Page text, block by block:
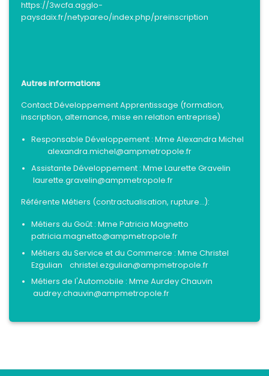
https://3wcfa.agglo-
paysdaix.fr/netypareo/index.php/preinscription
Autres informations
Contact Développement Apprentissage (formation,
inscription, alternance, mise en relation entreprise)
Responsable Développement : Mme Alexandra Michel
alexandra.michel@ampmetropole.fr
Assistante Développement : Mme Laurette Gravelin
laurette.gravelin@ampmetropole.fr
Référente Métiers (contractualisation, rupture...):
Métiers du Goût : Mme Patricia Magnetto
patricia.magnetto@ampmetropole.fr
Métiers du Service et du Commerce : Mme Christel
Ezgulian christel.ezgulian@ampmetropole.fr
Métiers de l'Automobile : Mme Aurdey Chauvin
audrey.chauvin@ampmetropole.fr